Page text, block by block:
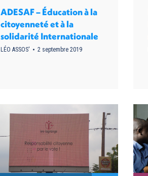
ADESAF – Éducation à la
citoyenneté et à la
solidarité Internationale
LÉO ASSOS' 2 septembre 2019